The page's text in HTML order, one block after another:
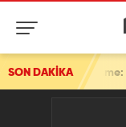
SON DAKİKA
anlaşma